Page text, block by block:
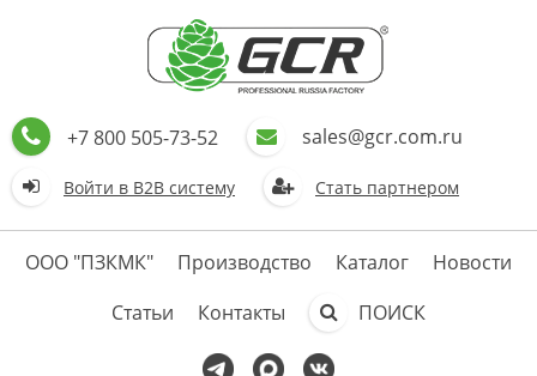
+7 800 505-73-52 sales@gcr.com.ru
Войти в В2В систему Стать партнером
ООО "ПЗКМК" Производство Каталог
Новости
Статьи
Контакты ПОИСК